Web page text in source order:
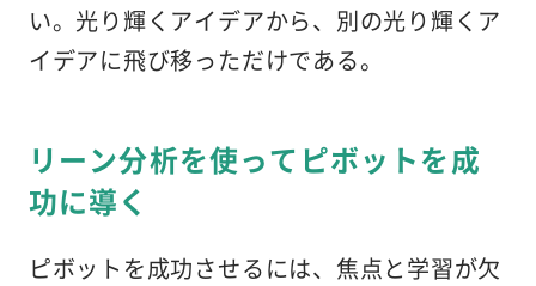
い。光り輝くアイデアから、別の光り輝くア
イデアに飛び移っただけである。
リーン分析を使ってピボットを成
功に導く
ピボットを成功させるには、焦点と学習が欠